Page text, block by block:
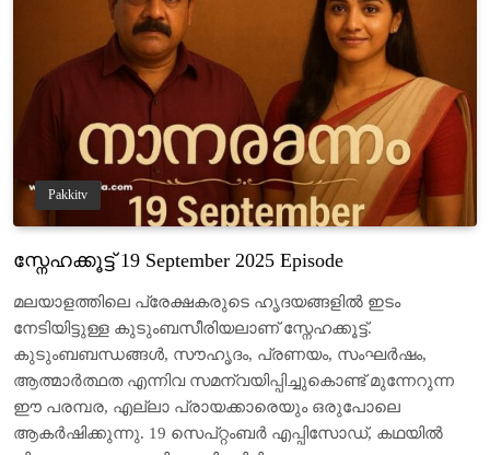
Pakkitv
സ്നേഹക്കൂട്ട് 19 September 2025 Episode
മലയാളത്തിലെ പ്രേക്ഷകരുടെ ഹൃദയങ്ങളിൽ ഇടം
നേടിയിട്ടുള്ള കുടുംബസീരിയലാണ് സ്നേഹക്കൂട്ട്.
കുടുംബബന്ധങ്ങൾ, സൗഹൃദം, പ്രണയം, സംഘർഷം,
ആത്മാർത്ഥത എന്നിവ സമന്വയിപ്പിച്ചുകൊണ്ട് മുന്നേറുന്ന
ഈ പരമ്പര, എല്ലാ പ്രായക്കാരെയും ഒരുപോലെ
ആകർഷിക്കുന്നു. 19 സെപ്റ്റംബർ എപ്പിസോഡ്, കഥയിൽ